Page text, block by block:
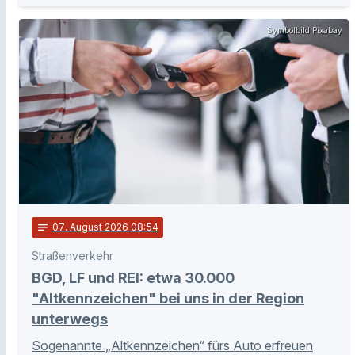
Symbolbild Pixabay
notes 07. August 2026 08:54
Straßenverkehr
BGD, LF und REI: etwa 30.000
"Altkennzeichen" bei uns in der Region
unterwegs
Sogenannte „Altkennzeichen“ fürs Auto erfreuen